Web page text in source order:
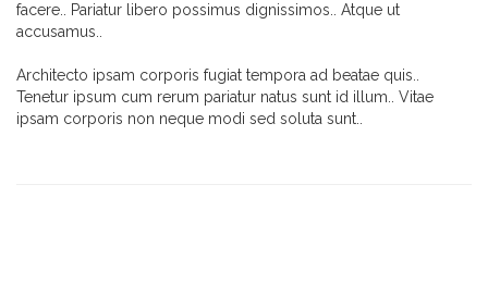
facere.. Pariatur libero possimus dignissimos.. Atque ut
accusamus..
Architecto ipsam corporis fugiat tempora ad beatae quis..
Tenetur ipsum cum rerum pariatur natus sunt id illum.. Vitae
ipsam corporis non neque modi sed soluta sunt..